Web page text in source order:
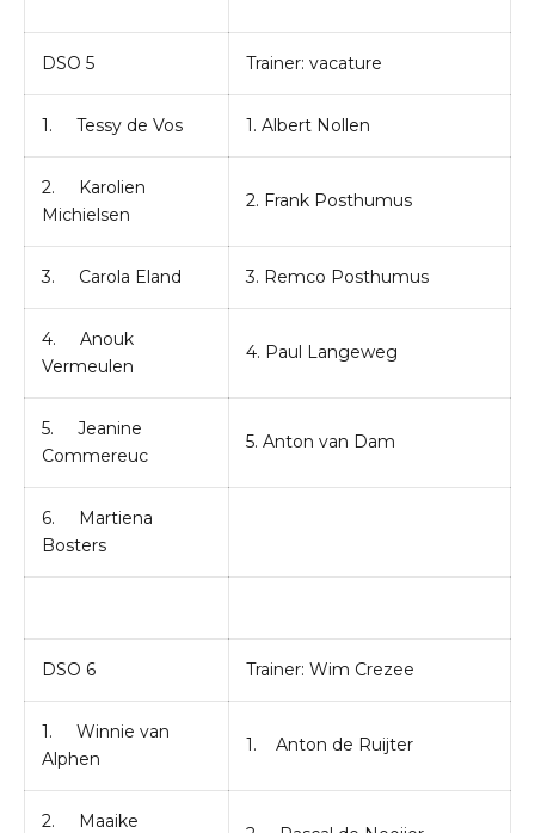
DSO 5 Trainer: vacature
1. Tessy de Vos 1. Albert Nollen
2. Karolien
Michielsen
2. Frank Posthumus
3. Carola Eland 3. Remco Posthumus
4. Anouk
Vermeulen
4. Paul Langeweg
5. Jeanine
Commereuc
5. Anton van Dam
6. Martiena
Bosters
DSO 6 Trainer: Wim Crezee
1. Winnie van
Alphen
1. Anton de Ruijter
2. Maaike